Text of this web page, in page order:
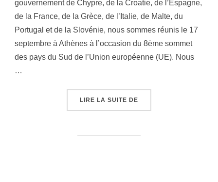
gouvernement de Chypre, de la Croatie, de l’Espagne,
de la France, de la Grèce, de l’Italie, de Malte, du
Portugal et de la Slovénie, nous sommes réunis le 17
septembre à Athènes à l’occasion du 8ème sommet
des pays du Sud de l’Union européenne (UE). Nous
…
LIRE LA SUITE DE